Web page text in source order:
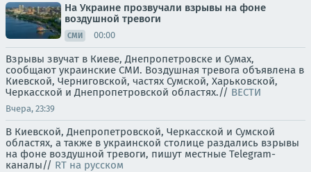
На Украине прозвучали взрывы на фоне
воздушной тревоги
СМИ 00:00
Взрывы звучат в Киеве, Днепропетровске и Сумах,
сообщают украинские СМИ. Воздушная тревога объявлена в
Киевской, Черниговской, частях Сумской, Харьковской,
Черкасской и Днепропетровской областях.// ВЕСТИ
Вчера, 23:39
В Киевской, Днепропетровской, Черкасской и Сумской
областях, а также в украинской столице раздались взрывы
на фоне воздушной тревоги, пишут местные Telegram-
каналы// RT на русском